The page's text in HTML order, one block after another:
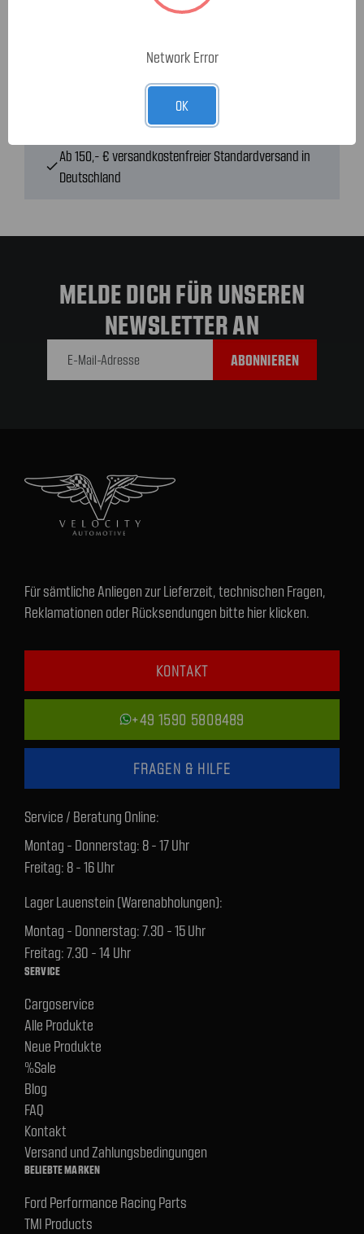
Dein Teile-Shop für Mustang, Corvette & RAM
check
Ab 150,- € versandkostenfreier Standardversand in
Deutschland
MELDE DICH FÜR UNSEREN
NEWSLETTER AN
Für sämtliche Anliegen zur Lieferzeit, technischen Fragen,
Reklamationen oder Rücksendungen bitte hier klicken.
KONTAKT
+49 1590 5808489
FRAGEN & HILFE
Service / Beratung Online:
Montag - Donnerstag: 8 - 17 Uhr
Freitag: 8 - 16 Uhr
Lager Lauenstein (Warenabholungen):
Montag - Donnerstag: 7.30 - 15 Uhr
Freitag: 7.30 - 14 Uhr
SERVICE
Cargoservice
Alle Produkte
Neue Produkte
%Sale
Blog
FAQ
Kontakt
Versand und Zahlungsbedingungen
BELIEBTE MARKEN
Ford Performance Racing Parts
TMI Products
Network Error
OK